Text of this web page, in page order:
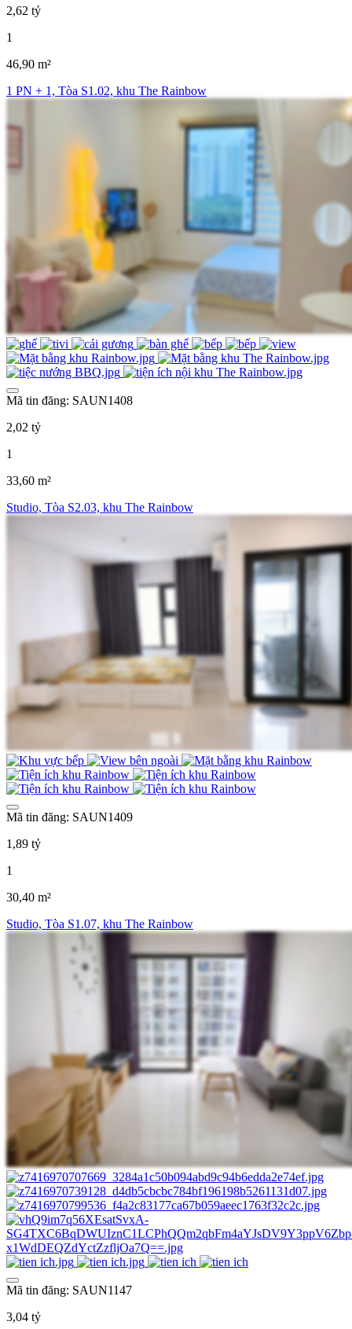
2,62 tỷ
1
46,90 m²
1 PN + 1, Tòa S1.02, khu The Rainbow
Mã tin đăng: SAUN1408
2,02 tỷ
1
33,60 m²
Studio, Tòa S2.03, khu The Rainbow
Mã tin đăng: SAUN1409
1,89 tỷ
1
30,40 m²
Studio, Tòa S1.07, khu The Rainbow
Mã tin đăng: SAUN1147
3,04 tỷ